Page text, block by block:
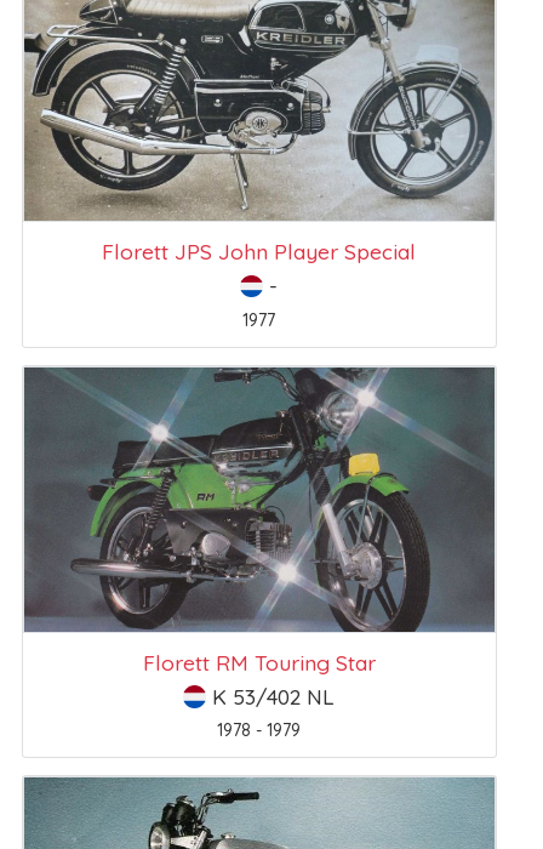
Florett JPS John Player Special
-
1977
Florett RM Touring Star
K 53/402 NL
1978 - 1979